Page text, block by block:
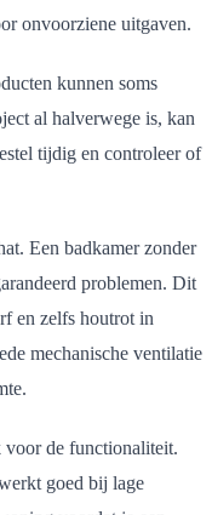
onvoorziene uitgaven.
kunnen soms
al halverwege is, kan
tijdig en controleer of
Een badkamer zonder
problemen. Dit
en zelfs houtrot in
mechanische ventilatie
de functionaliteit.
goed bij lage